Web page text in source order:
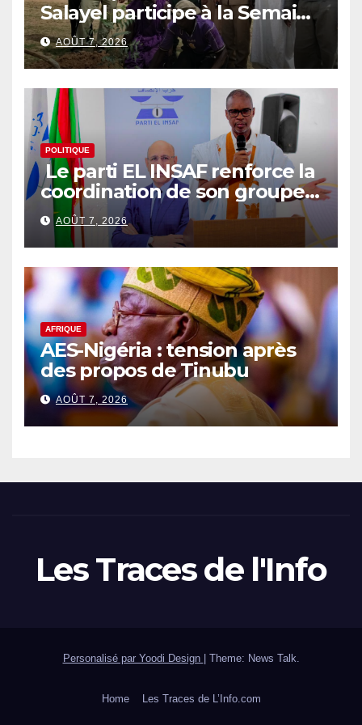
Salayel participe à la Semaine
nationale de l’arbre
AOÛT 7, 2026
POLITIQUE
Le parti EL INSAF renforce la
coordination de son groupe
parlementaire
AOÛT 7, 2026
AFRIQUE
AES-Nigéria : tension après
des propos de Tinubu
AOÛT 7, 2026
Les Traces de l'Info
Personalisé par Yoodi Design Theme: News Talk.
Home Les Traces de L’Info.com